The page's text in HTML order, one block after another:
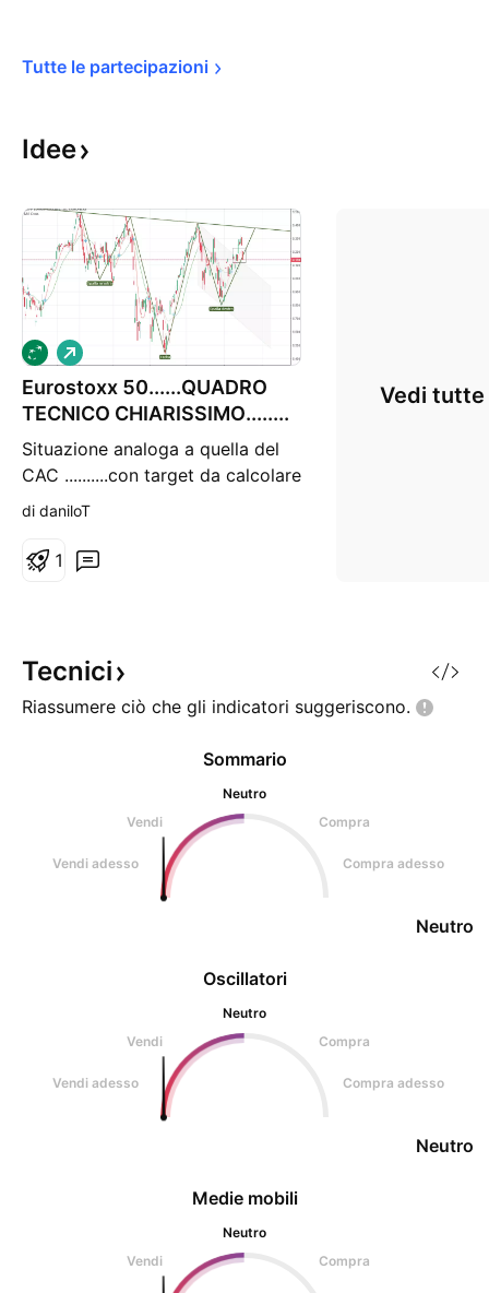
Tutte le partecipazioni
Idee
Eurostoxx 50......QUADRO
TECNICO CHIARISSIMO........
Situazione analoga a quella del
CAC ..........con target da calcolare
in base alla profondita' del testa
avviso.......
L
o
n
g
di daniloT
1
Vedi tutte
Tecnici
Riassumere ciò che gli indicatori suggeriscono.
Oscillatori
Neutro
Vendi
Compra
Vendi adesso Compra adesso
Neutro
Sommario
Neutro
Vendi
Compra
Vendi adesso Compra adesso
Neutro
Medie mobili
Neutro
Vendi
Compra